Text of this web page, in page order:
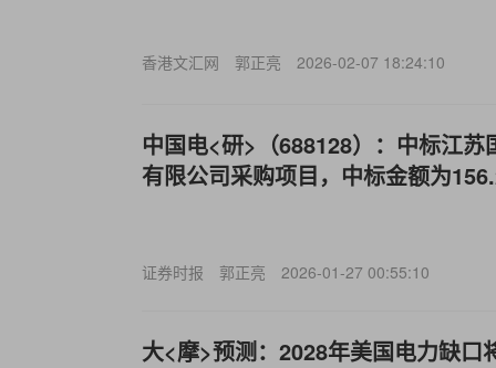
香港文汇网 郭正亮 2026-02-07 18:24:10
中国电<研>（688128）：中标江
有限公司采购项目，中标金额为
证券时报 郭正亮 2026-01-27 00:55:10
大<摩>预测：2028年美国电力缺口